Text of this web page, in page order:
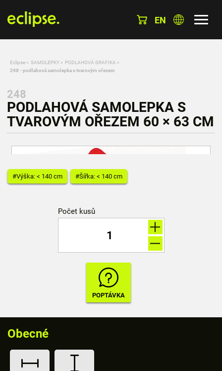
EN
Eclipse » SAMOLEPKY » PODLAHOVÁ GRAFIKA »
248 - podlahová samolepka s tvarovým ořezem
248
PODLAHOVÁ SAMOLEPKA S
TVAROVÝM OŘEZEM 60 × 63 CM
#Výška: < 140 cm #Šířka: < 140 cm
Počet kusů
Obecné